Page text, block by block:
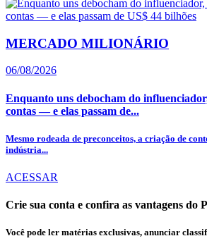
MERCADO MILIONÁRIO
06/08/2026
Enquanto uns debocham do
contas — e elas passam de...
Mesmo rodeada de preconceitos, a criação de
indústria...
ACESSAR
Crie sua conta e confira as vantagens do
Você pode ler matérias exclusivas, anunciar